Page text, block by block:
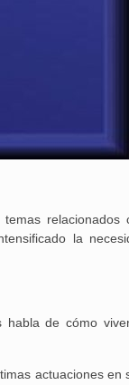
relacionados
la
habla de cómo
actuaciones en